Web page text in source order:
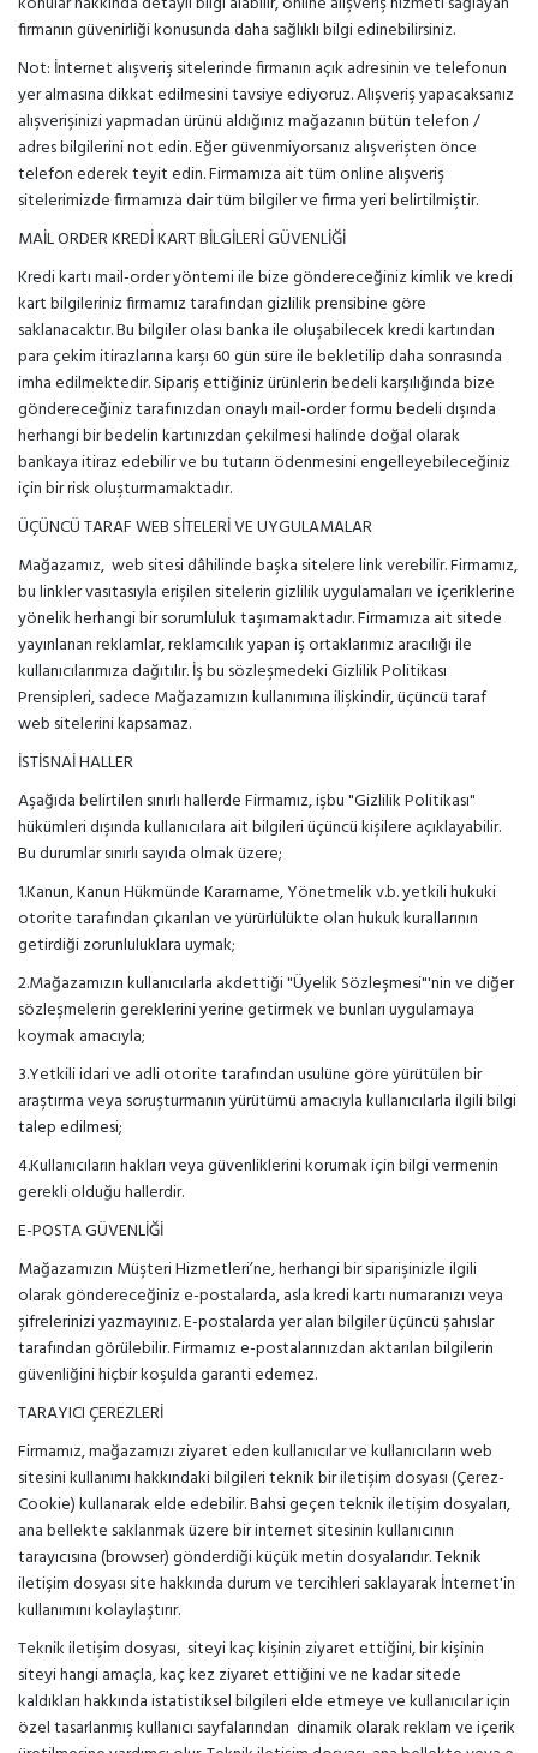
firmanın güvenirliği konusunda daha sağlıklı bilgi edinebilirsiniz.
Not: İnternet alışveriş sitelerinde firmanın açık adresinin ve telefonun
yer almasına dikkat edilmesini tavsiye ediyoruz. Alışveriş yapacaksanız
alışverişinizi yapmadan ürünü aldığınız mağazanın bütün telefon /
adres bilgilerini not edin. Eğer güvenmiyorsanız alışverişten önce
telefon ederek teyit edin. Firmamıza ait tüm online alışveriş
sitelerimizde firmamıza dair tüm bilgiler ve firma yeri belirtilmiştir.
MAİL ORDER KREDİ KART BİLGİLERİ GÜVENLİĞİ
Kredi kartı mail-order yöntemi ile bize göndereceğiniz kimlik ve kredi
kart bilgileriniz firmamız tarafından gizlilik prensibine göre
saklanacaktır. Bu bilgiler olası banka ile oluşabilecek kredi kartından
para çekim itirazlarına karşı 60 gün süre ile bekletilip daha sonrasında
imha edilmektedir. Sipariş ettiğiniz ürünlerin bedeli karşılığında bize
göndereceğiniz tarafınızdan onaylı mail-order formu bedeli dışında
herhangi bir bedelin kartınızdan çekilmesi halinde doğal olarak
bankaya itiraz edebilir ve bu tutarın ödenmesini engelleyebileceğiniz
için bir risk oluşturmamaktadır.
ÜÇÜNCÜ TARAF WEB SİTELERİ VE UYGULAMALAR
Mağazamız, web sitesi dâhilinde başka sitelere link verebilir. Firmamız,
bu linkler vasıtasıyla erişilen sitelerin gizlilik uygulamaları ve içeriklerine
yönelik herhangi bir sorumluluk taşımamaktadır. Firmamıza ait sitede
yayınlanan reklamlar, reklamcılık yapan iş ortaklarımız aracılığı ile
kullanıcılarımıza dağıtılır. İş bu sözleşmedeki Gizlilik Politikası
Prensipleri, sadece Mağazamızın kullanımına ilişkindir, üçüncü taraf
web sitelerini kapsamaz.
İSTİSNAİ HALLER
Aşağıda belirtilen sınırlı hallerde Firmamız, işbu "Gizlilik Politikası"
hükümleri dışında kullanıcılara ait bilgileri üçüncü kişilere açıklayabilir.
Bu durumlar sınırlı sayıda olmak üzere;
1.Kanun, Kanun Hükmünde Kararname, Yönetmelik v.b. yetkili hukuki
otorite tarafından çıkarılan ve yürürlülükte olan hukuk kurallarının
getirdiği zorunluluklara uymak;
2.Mağazamızın kullanıcılarla akdettiği "Üyelik Sözleşmesi"'nin ve diğer
sözleşmelerin gereklerini yerine getirmek ve bunları uygulamaya
koymak amacıyla;
3.Yetkili idari ve adli otorite tarafından usulüne göre yürütülen bir
araştırma veya soruşturmanın yürütümü amacıyla kullanıcılarla ilgili bilgi
talep edilmesi;
4.Kullanıcıların hakları veya güvenliklerini korumak için bilgi vermenin
gerekli olduğu hallerdir.
E-POSTA GÜVENLİĞİ
Mağazamızın Müşteri Hizmetleri’ne, herhangi bir siparişinizle ilgili
olarak göndereceğiniz e-postalarda, asla kredi kartı numaranızı veya
şifrelerinizi yazmayınız. E-postalarda yer alan bilgiler üçüncü şahıslar
tarafından görülebilir. Firmamız e-postalarınızdan aktarılan bilgilerin
güvenliğini hiçbir koşulda garanti edemez.
TARAYICI ÇEREZLERİ
Firmamız, mağazamızı ziyaret eden kullanıcılar ve kullanıcıların web
sitesini kullanımı hakkındaki bilgileri teknik bir iletişim dosyası (Çerez-
Cookie) kullanarak elde edebilir. Bahsi geçen teknik iletişim dosyaları,
ana bellekte saklanmak üzere bir internet sitesinin kullanıcının
tarayıcısına (browser) gönderdiği küçük metin dosyalarıdır. Teknik
iletişim dosyası site hakkında durum ve tercihleri saklayarak İnternet'in
kullanımını kolaylaştırır.
Teknik iletişim dosyası, siteyi kaç kişinin ziyaret ettiğini, bir kişinin
siteyi hangi amaçla, kaç kez ziyaret ettiğini ve ne kadar sitede
kaldıkları hakkında istatistiksel bilgileri elde etmeye ve kullanıcılar için
özel tasarlanmış kullanıcı sayfalarından dinamik olarak reklam ve içerik